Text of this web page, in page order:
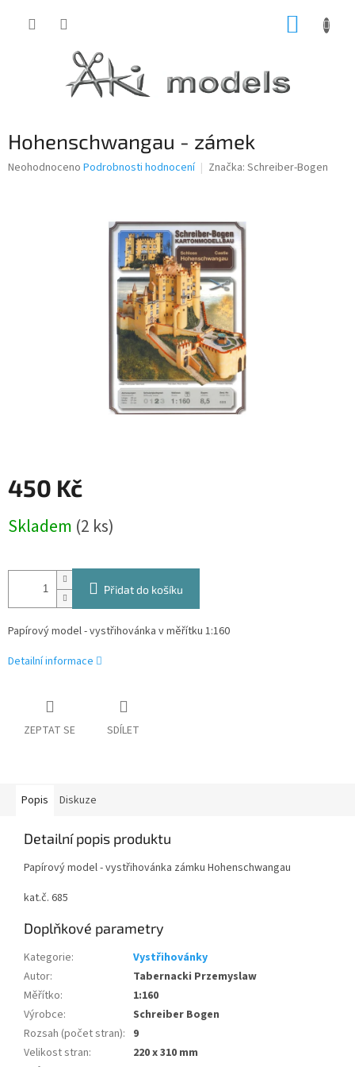
Hohenschwangau - zámek
Průměrné
Neohodnoceno Podrobnosti hodnocení Značka: Schreiber-Bogen
450 Kč
cena:
Skladem (2 ks)
Přidat do košíku
Papírový model - vystřihovánka v měřítku 1:160
Detailní informace
ZEPTAT SE SDÍLET
Popis Diskuze
Detailní popis produktu
Papírový model - vystřihovánka zámku Hohenschwangau
kat.č. 685
Doplňkové parametry
Kategorie:
Vystřihovánky
Autor:
Tabernacki Przemyslaw
Měřítko:
1:160
Výrobce:
Schreiber Bogen
Rozsah (počet stran): 9
Velikost stran:
220 x 310 mm